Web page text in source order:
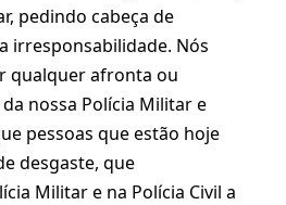
pedindo cabeça de
irresponsabilidade. Nós
qualquer afronta ou
nossa Polícia Militar e
pessoas que estão hoje
desgaste, que
Militar e na Polícia Civil a